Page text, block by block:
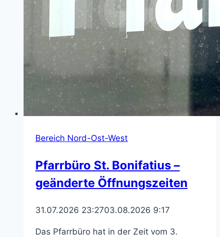
Bereich Nord-Ost-West
Pfarrbüro St. Bonifatius –
geänderte Öffnungszeiten
31.07.2026 23:2703.08.2026 9:17
Das Pfarrbüro hat in der Zeit vom 3.